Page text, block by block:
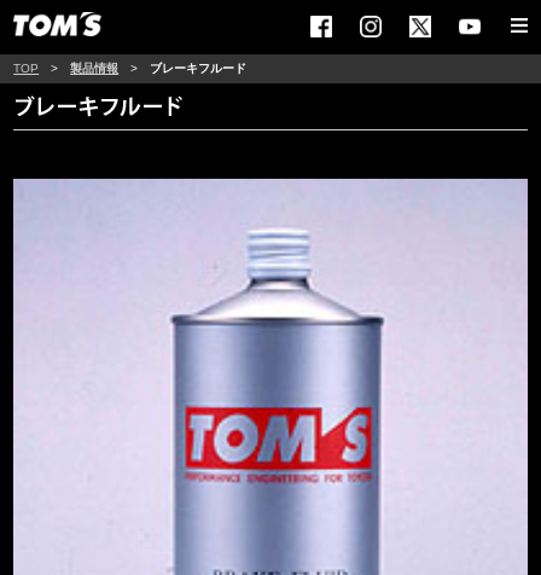
TOP >製品情報 > ブレーキフルード